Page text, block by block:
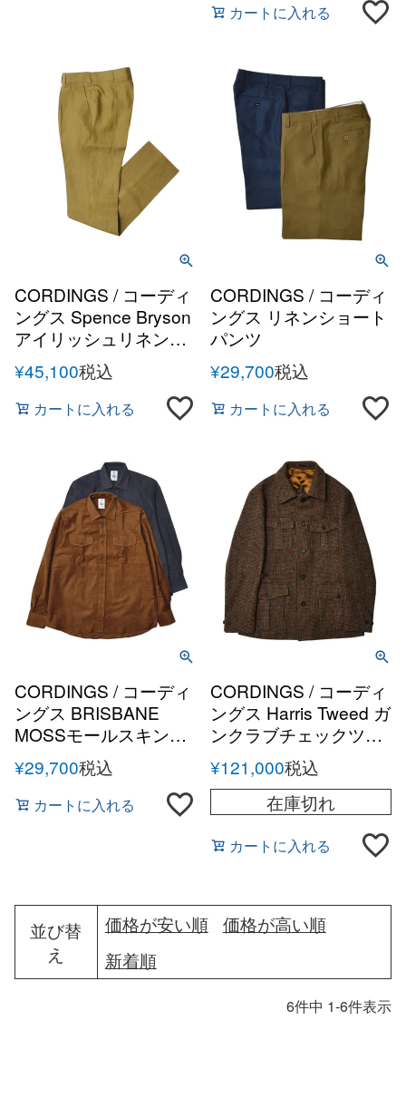
カートに入れる
CORDINGS / コーディ
ングス Spence Bryson
アイリッシュリネンツ
ーインプリーツパンツ
¥45,100税込
カートに入れる
CORDINGS / コーディ
ングス リネンショート
パンツ
¥29,700税込
カートに入れる
CORDINGS / コーディ
ングス BRISBANE
MOSSモールスキンオ
ーバーシャツ
¥29,700税込
カートに入れる
CORDINGS / コーディ
ングス Harris Tweed ガ
ンクラブチェックツイ
ード サファリジャケッ
ト
¥121,000税込
在庫切れ
カートに入れる
並び替
え
価格が安い順
価格が高い順
新着順
6件中 1-6件表示